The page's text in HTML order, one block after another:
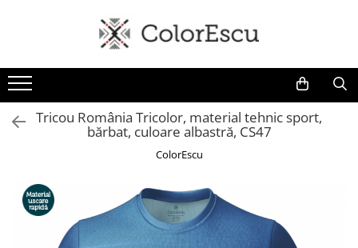
Toate produsele
Tricouri
Tricouri bărbați
Tricouri damă
Tricouri sport tehnice
Bluze si hanorace
Bluze si hanorace bărbați
Tricou România Tricolor, material tehnic sport,
bărbat, culoare albastră, CS47
ColorEscu